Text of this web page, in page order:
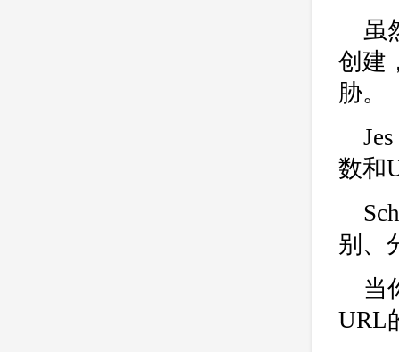
虽
创建
胁。
数和
别、
当
URL